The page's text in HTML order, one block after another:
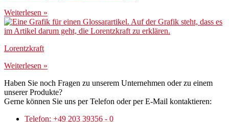
Weiterlesen »
Lorentzkraft
Weiterlesen »
Haben Sie noch Fragen zu unserem Unternehmen oder zu einem
unserer Produkte?
Gerne können Sie uns per Telefon oder per E-Mail kontaktieren:
Telefon: +49 203 39356 - 0